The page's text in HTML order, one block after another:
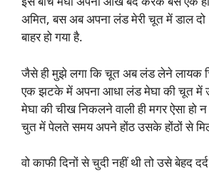
अमित, बस अब अपना लंड मेरी चूत में डाल दो
बाहर हो गया है.
जैसे ही मुझे लगा कि चूत अब लंड लेने लायक
एक झटके में अपना आधा लंड मेघा की चूत में
मेघा की चीख निकलने वाली ही मगर ऐसा हो
चुत में पेलते समय अपने होंठ उसके होंठों से
वो काफी दिनों से चुदी नहीं थी तो उसे बेहद दर्द